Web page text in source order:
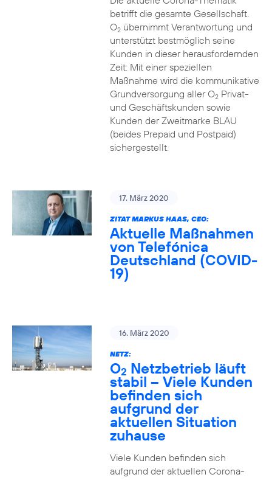
betrifft die gesamte Gesellschaft.
O2übernimmt Verantwortung und
unterstützt bestmöglich seine
Kunden in dieser herausfordernden
Zeit: Mit einer speziellen
Maßnahme wird die kommunikative
Grundversorgung aller O2Privat-
und Geschäftskunden sowie
Kunden der Zweitmarke BLAU
(beides Prepaid und Postpaid)
sichergestellt.
17. März 2020
ZITAT MARKUS HAAS, CEO:
Aktuelle Maßnahmen
von Telefónica
Deutschland (COVID-
19)
16. März 2020
NETZ:
O2 Netzbetrieb läuft
stabil – Viele Kunden
befinden sich
aufgrund der
aktuellen Situation
zuhause
Viele Kunden befinden sich
aufgrund der aktuellen Corona-